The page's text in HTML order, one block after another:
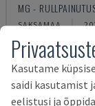
MG -
SAKSAMAA
Kasutame
saidi kasutamist
eelistusi ja